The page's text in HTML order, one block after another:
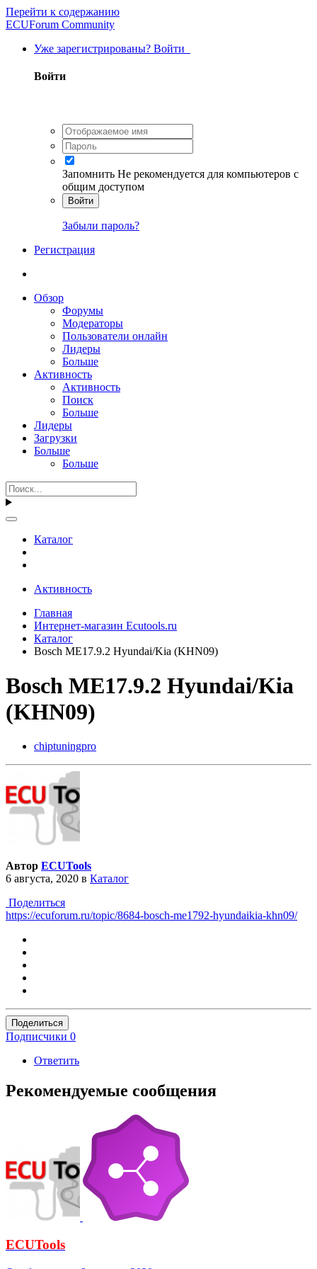
Перейти к содержанию
ECUForum Community
Уже зарегистрированы? Войти
Войти
Запомнить Не рекомендуется для компьютеров с
общим доступом
Войти
Забыли пароль?
Регистрация
Обзор
Форумы
Модераторы
Пользователи онлайн
Лидеры
Больше
Активность
Активность
Поиск
Больше
Лидеры
Загрузки
Больше
Больше
Каталог
Активность
Главная
Интернет-магазин Ecutools.ru
Каталог
Bosch ME17.9.2 Hyundai/Kia (KHN09)
Bosch ME17.9.2 Hyundai/Kia
(KHN09)
chiptuningpro
Автор ECUTools
6 августа, 2020 в Каталог
Поделиться
https://ecuforum.ru/topic/8684-bosch-me1792-hyundaikia-khn09/
Поделиться
Подписчики 0
Ответить
Рекомендуемые сообщения
ECUTools